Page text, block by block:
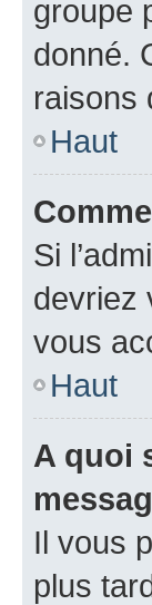
groupe
donné.
raisons
Haut
Si
devriez
vous
Haut
A quoi
Il vous
plus